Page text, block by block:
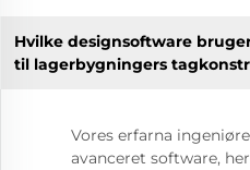
Hvilke designsoftware
til lagerbygningers
Vores erfarna
avanceret software,